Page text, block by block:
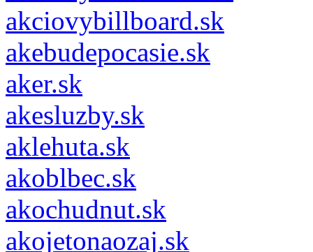
akciovybillboard.sk
akebudepocasie.sk
aker.sk
akesluzby.sk
aklehuta.sk
akoblbec.sk
akochudnut.sk
akojetonaozaj.sk